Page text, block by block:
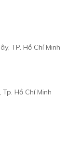
TP. Hồ Chí Minh
Hồ Chí Minh